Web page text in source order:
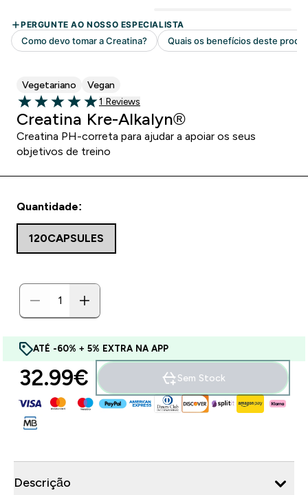
Vegetariano Vegan
5 out of 5 stars
1 customer reviews
1 Reviews
Creatina Kre-Alkalyn®
Creatina PH-correta para ajudar a apoiar os seus
objetivos de treino
Quantidade:
120CAPSULES
ATÉ -60% + 5% EXTRA NA APP
32.99€‎ Sem Stock
Descrição